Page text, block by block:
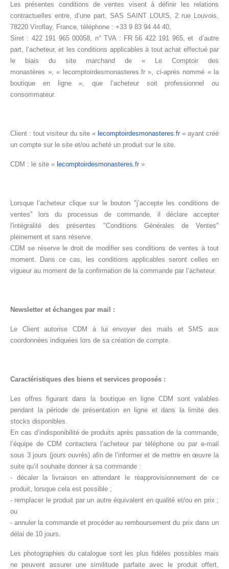
Les présentes conditions de ventes visent à définir les relations
contractuelles entre, d’une part, SAS SAINT LOUIS, 2 rue Louvois,
78220 Viroflay, France, téléphone : +33 9 83 94 44 40,
Siret : 422 191 965 00058, n° TVA : FR 56 422 191 965, et d’autre
part, l’acheteur, et les conditions applicables à tout achat effectué par
le biais du site marchand de « Le Comptoir des
monastères », « lecomptoirdesmonasteres.fr», ci-après nommé « la
boutique en ligne », que l’acheteur soit professionnel ou
consommateur.
Client : tout visiteur du site « lecomptoirdesmonasteres.fr« ayant créé
un compte sur le site et/ou acheté un produit sur le site.
CDM : le site « lecomptoirdesmonasteres.fr»
Lorsque l’acheteur clique sur le bouton "j’accepte les conditions de
ventes" lors du processus de commande, il déclare accepter
l'intégralité des présentes "Conditions Générales de Ventes"
pleinement et sans réserve.
CDM se réserve le droit de modifier ses conditions de ventes à tout
moment. Dans ce cas, les conditions applicables seront celles en
vigueur au moment de la confirmation de la commande par l’acheteur.
Newsletter et échanges par mail :
Le Client autorise CDM à lui envoyer des mails et SMS aux
coordonnées indiquées lors de sa création de compte.
Caractéristiques des biens et services proposés :
Les offres figurant dans la boutique en ligne CDM sont valables
pendant la période de présentation en ligne et dans la limite des
stocks disponibles.
En cas d’indisponibilité de produits après passation de la commande,
l’équipe de CDM contactera l’acheteur par téléphone ou par e-mail
sous 3 jours (jours ouvrés) afin de l’informer et de mettre en œuvre la
suite qu’il souhaite donner à sa commande :
- décaler la livraison en attendant le réapprovisionnement de ce
produit, lorsque cela est possible ;
- remplacer le produit par un autre équivalent en qualité et/ou en prix ;
ou
- annuler la commande et procéder au remboursement du prix dans un
délai de 10 jours.
Les photographies du catalogue sont les plus fidèles possibles mais
ne peuvent assurer une similitude parfaite avec le produit offert,